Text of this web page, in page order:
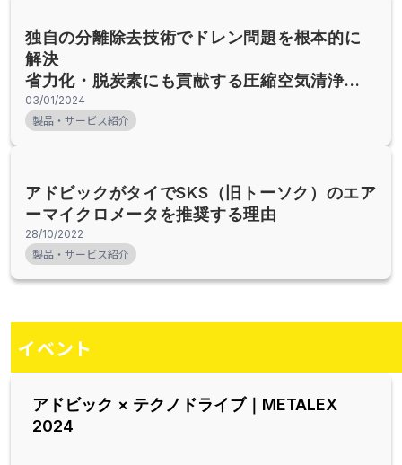
独自の分離除去技術でドレン問題を根本的に
解決
省力化・脱炭素にも貢献する圧縮空気清浄器
「ウェルエアー」
03/01/2024
製品・サービス紹介
アドビックがタイでSKS（旧トーソク）のエア
ーマイクロメータを推奨する理由
28/10/2022
製品・サービス紹介
イベント
アドビック × テクノドライブ｜METALEX
2024